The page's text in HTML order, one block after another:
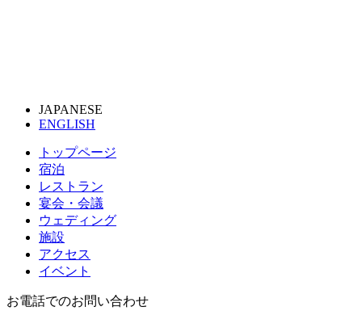
JAPANESE
ENGLISH
トップページ
宿泊
レストラン
宴会・会議
ウェディング
施設
アクセス
イベント
お電話でのお問い合わせ